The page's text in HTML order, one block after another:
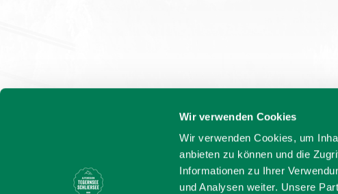
Wir verwenden Cookies
Wir verwenden Cookies, um
anbieten zu können und die
Informationen zu Ihrer
und Analysen weiter. Unsere